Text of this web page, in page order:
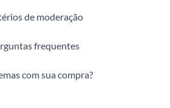
de moderação
frequentes
com sua compra?